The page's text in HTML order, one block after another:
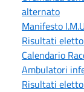
alternato
Manifesto
Risultati
Calendario
Ambulatori
Risultati